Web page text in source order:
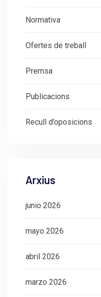
Normativa
Ofertes de treball
Premsa
Publicacions
Recull d’oposicions
Arxius
junio 2026
mayo 2026
abril 2026
marzo 2026